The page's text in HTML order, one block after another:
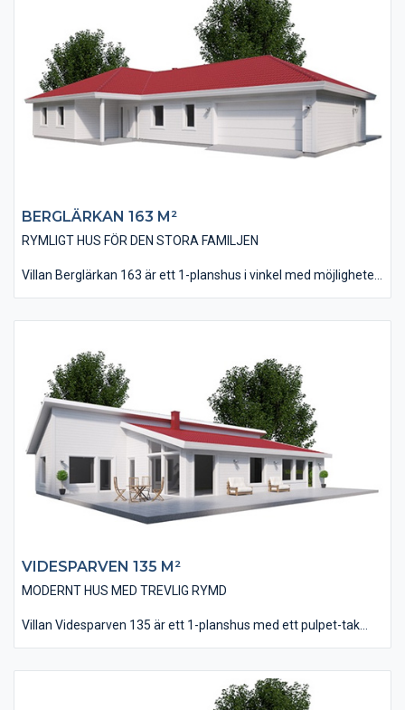
ett vinkelinrede plus en stor köksö där man kan bereda mat i
goda vänners lag. Vardagsrummet är på nästan 40 kvm och
vars stora fönsterpartier ger rummet ett inbjudande ljus.
BERGLÄRKAN 163 M²
RYMLIGT HUS FÖR DEN STORA FAMILJEN
Villan Berglärkan 163 är ett 1-planshus i vinkel med möjligheten
Vardagsrummet går med fördel att utföra med ett ryggåstak
vilket innebär ett fantastiskt ljus och rymd i denna del. Att man
möts av vardagsrummets stora fönsterpartier när man kliver in
i huset ger ett trevligt välkomnande.
VIDESPARVEN 135 M²​
MODERNT HUS MED TREVLIG RYMD
Villan Videsparven 135 är ett 1-planshus med ett pulpet-tak
villan ett modernt formspråk och taket kan med fördel utföras